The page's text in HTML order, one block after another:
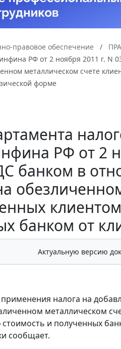
правовое обеспечение
РФ от 2 ноября 2011 г.
металлическом счете
форме
РФ от 2
банком в
банком от
Актуальную версию
налога на
металлическом
и полученных
сообщает.